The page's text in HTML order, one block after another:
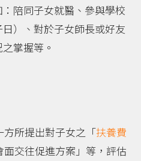
陪同子女就醫、參與學校
）、對於子女師長或好友
掌握等。
所提出對子女之「扶養費
交往促進方案」等，評估